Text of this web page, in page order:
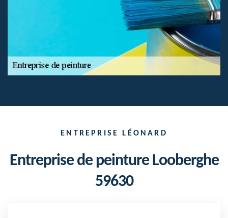
ENTREPRISE LÉONARD
Entreprise de peinture Looberghe
59630